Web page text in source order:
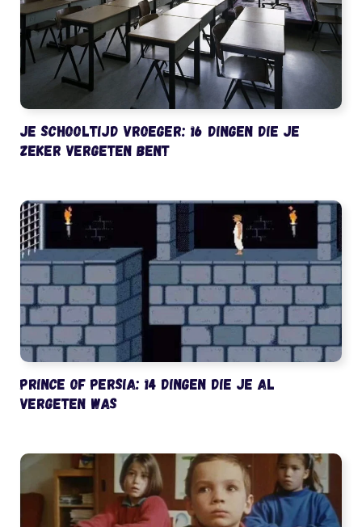
Je schooltijd vroeger: 16 dingen die je
zeker vergeten bent
Prince of Persia: 14 dingen die je al
vergeten was